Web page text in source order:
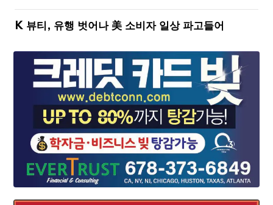
K 뷰티, 유행 벗어나 美 소비자 일상 파고들어